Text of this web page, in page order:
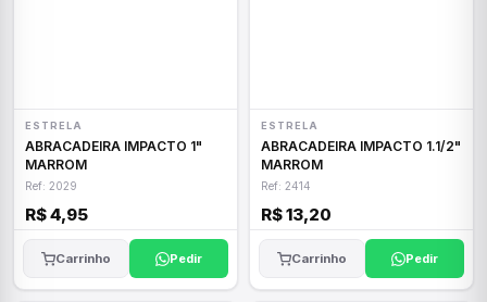
ESTRELA
ABRACADEIRA IMPACTO 1"
MARROM
Ref: 2029
R$ 4,95
Carrinho Pedir
ESTRELA
ABRACADEIRA IMPACTO 1.1/2"
MARROM
Ref: 2414
R$ 13,20
Carrinho Pedir